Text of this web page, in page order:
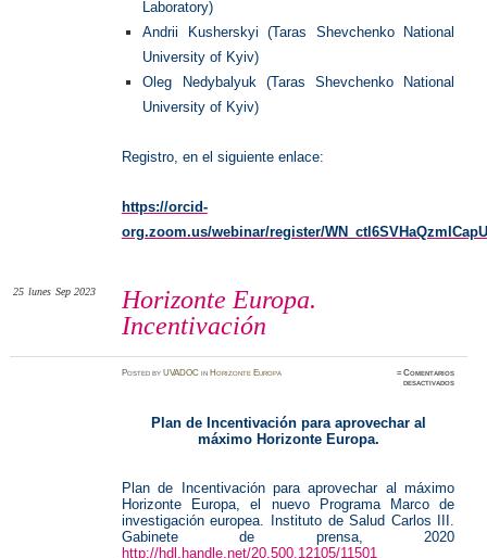
Laboratory)
Andrii Kusherskyi (Taras Shevchenko National
University of Kyiv)
Oleg Nedybalyuk (Taras Shevchenko National
University of Kyiv)
Registro, en el siguiente enlace:
https://orcid-
org.zoom.us/webinar/register/
Horizonte Europa.
Incentivación
25 lunes Sep 2023
PostedbyUVADOC in Horizonte Europa ≈Comentarios
desactivadosen
Plan de Incentivación para aprovechar al
máximo Horizonte Europa.
Plan de Incentivación para aprovechar al máximo
Horizonte Europa, el nuevo Programa Marco de
investigación europea. Instituto de Salud Carlos III.
Gabinete de prensa, 2020
http://hdl.handle.net/20.500.12105/11501